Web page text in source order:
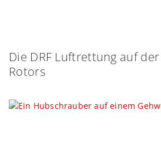
Die DRF Luftrettung auf
Rotors